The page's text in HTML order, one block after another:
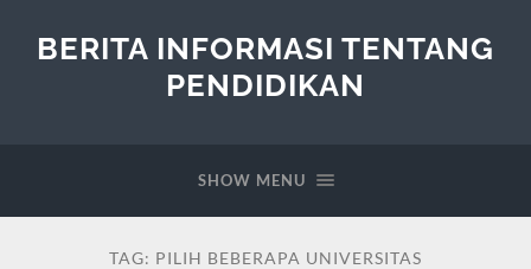
BERITA INFORMASI TENTANG
PENDIDIKAN
SHOW MENU
TAG: PILIH BEBERAPA UNIVERSITAS